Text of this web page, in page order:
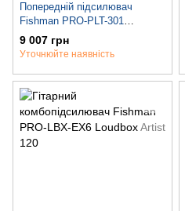
Попередній підсилювач
Fishman PRO-PLT-301
Platinum Stage
9 007 грн
Уточнюйте наявність